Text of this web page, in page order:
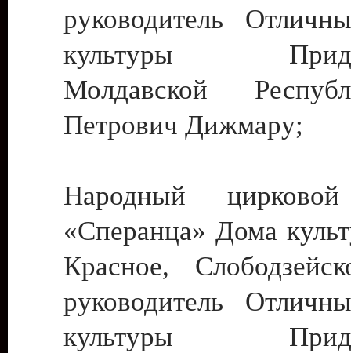
руководитель
культуры
Молдавской
Петрович Дижмару;
Народный цирковой
«Сперанца» Дома
Красное,
руководитель
культуры